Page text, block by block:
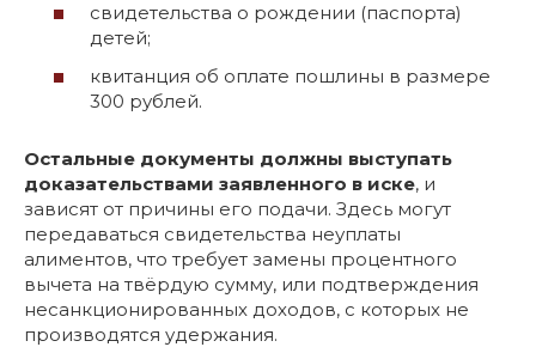
свидетельства о рождении (паспорта)
детей;
квитанция об оплате пошлины в размере
300 рублей.
Остальные документы должны выступать
доказательствами заявленного в иске, и
зависят от причины его подачи. Здесь могут
передаваться свидетельства неуплаты
алиментов, что требует замены процентного
вычета на твёрдую сумму, или подтверждения
несанкционированных доходов, с которых не
производятся удержания.